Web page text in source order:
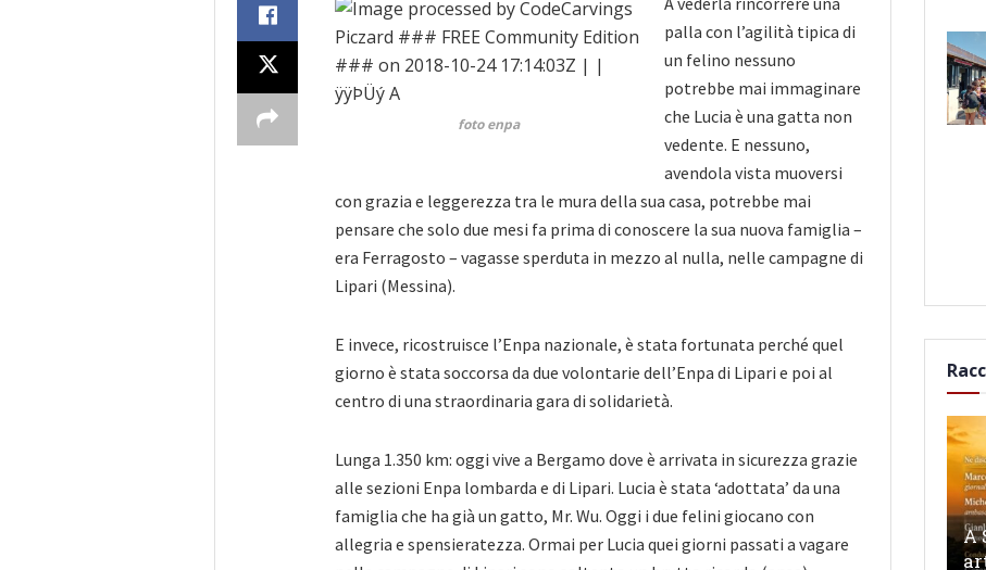
foto enpa
palla con l’agilità tipica di
un felino nessuno
potrebbe mai immaginare
che Lucia è una gatta non
vedente. E nessuno,
avendola vista muoversi
con grazia e leggerezza tra le mura della sua casa, potrebbe mai
pensare che solo due mesi fa prima di conoscere la sua nuova famiglia –
era Ferragosto – vagasse sperduta in mezzo al nulla, nelle campagne di
Lipari (Messina).
E invece, ricostruisce l’Enpa nazionale, è stata fortunata perché quel
giorno è stata soccorsa da due volontarie dell’Enpa di Lipari e poi al
centro di una straordinaria gara di solidarietà.
Lunga 1.350 km: oggi vive a Bergamo dove è arrivata in sicurezza grazie
alle sezioni Enpa lombarda e di Lipari. Lucia è stata ‘adottata’ da una
famiglia che ha già un gatto, Mr. Wu. Oggi i due felini giocano con
allegria e spensieratezza. Ormai per Lucia quei giorni passati a vagare
A